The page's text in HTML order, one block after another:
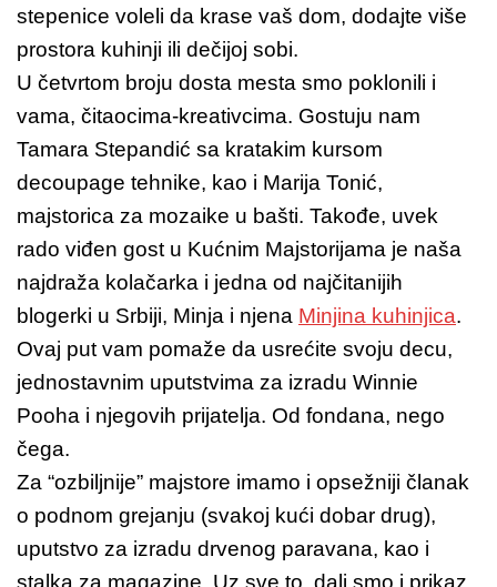
stepenice voleli da krase vaš dom, dodajte više
prostora kuhinji ili dečijoj sobi.
U četvrtom broju dosta mesta smo poklonili i
vama, čitaocima-kreativcima. Gostuju nam
Tamara Stepandić sa kratakim kursom
decoupage tehnike, kao i Marija Tonić,
majstorica za mozaike u bašti. Takođe, uvek
rado viđen gost u Kućnim Majstorijama je naša
najdraža kolačarka i jedna od najčitanijih
blogerki u Srbiji, Minja i njena Minjina kuhinjica.
Ovaj put vam pomaže da usrećite svoju decu,
jednostavnim uputstvima za izradu Winnie
Pooha i njegovih prijatelja. Od fondana, nego
čega.
Za “ozbiljnije” majstore imamo i opsežniji članak
o podnom grejanju (svakoj kući dobar drug),
uputstvo za izradu drvenog paravana, kao i
stalka za magazine. Uz sve to, dali smo i prikaz